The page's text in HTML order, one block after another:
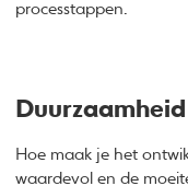
processtappen.
Duurzaamheid
Hoe maak je het
waardevol en de